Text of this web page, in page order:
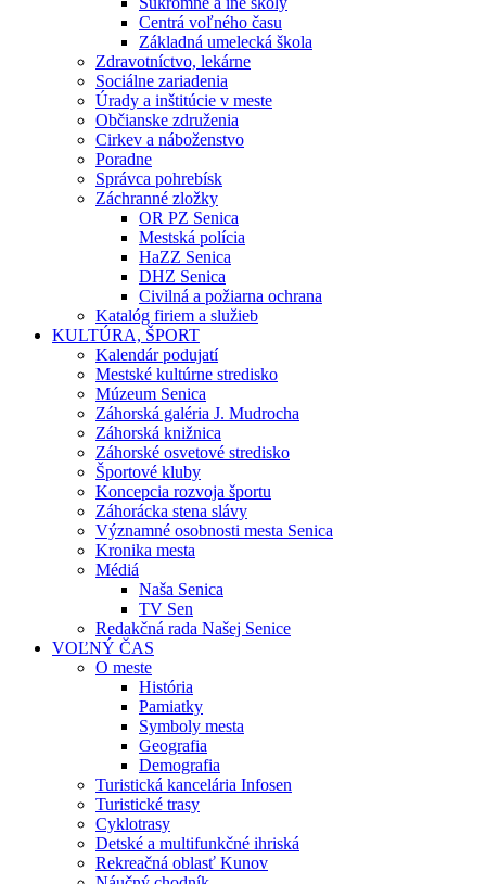
Centrá voľného času
Základná umelecká škola
Zdravotníctvo, lekárne
Sociálne zariadenia
Úrady a inštitúcie v meste
Občianske združenia
Cirkev a náboženstvo
Poradne
Správca pohrebísk
Záchranné zložky
OR PZ Senica
Mestská polícia
HaZZ Senica
DHZ Senica
Civilná a požiarna ochrana
Katalóg firiem a služieb
KULTÚRA, ŠPORT
Kalendár podujatí
Mestské kultúrne stredisko
Múzeum Senica
Záhorská galéria J. Mudrocha
Záhorská knižnica
Záhorské osvetové stredisko
Športové kluby
Koncepcia rozvoja športu
Záhorácka stena slávy
Významné osobnosti mesta Senica
Kronika mesta
Médiá
Naša Senica
TV Sen
Redakčná rada Našej Senice
VOĽNÝ ČAS
O meste
História
Pamiatky
Symboly mesta
Geografia
Demografia
Turistická kancelária Infosen
Turistické trasy
Cyklotrasy
Detské a multifunkčné ihriská
Rekreačná oblasť Kunov